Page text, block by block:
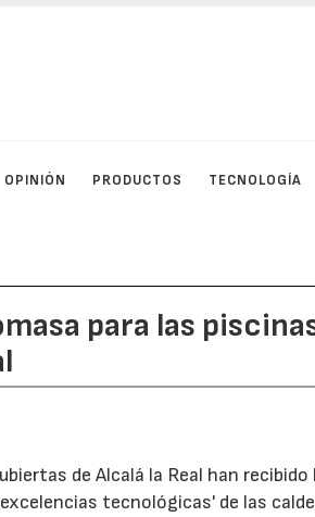
OPINIÓN PRODUCTOS TECNOLOGÍA
para las
de Alcalá la Real han
tecnológicas' de las